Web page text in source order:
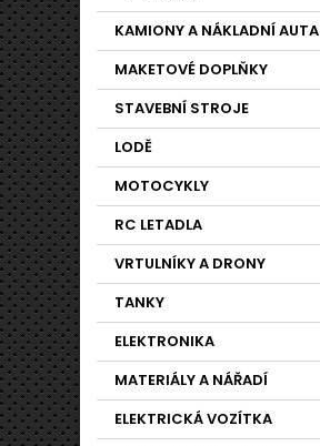
KAMIONY A NÁKLADNÍ AUTA
MAKETOVÉ DOPLŇKY
STAVEBNÍ STROJE
LODĚ
MOTOCYKLY
RC LETADLA
VRTULNÍKY A DRONY
TANKY
ELEKTRONIKA
MATERIÁLY A NÁŘADÍ
ELEKTRICKÁ VOZÍTKA